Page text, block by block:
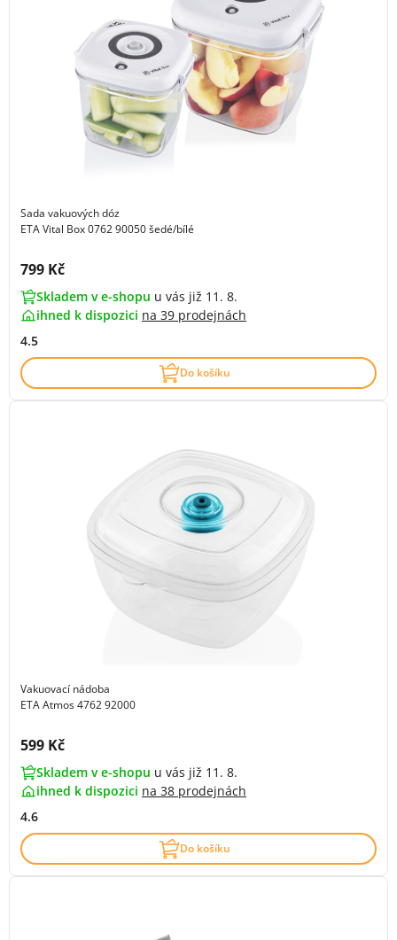
Sada vakuových dóz
ETA Vital Box 0762 90050 šedé/bílé
Cena s DPH:
799 Kč
Skladem v e-shopu u vás již 11. 8.
ihned k dispozici na 39 prodejnách
4.5
Do košíku
Vakuovací nádoba
ETA Atmos 4762 92000
Cena s DPH:
599 Kč
Skladem v e-shopu u vás již 11. 8.
ihned k dispozici na 38 prodejnách
4.6
Do košíku